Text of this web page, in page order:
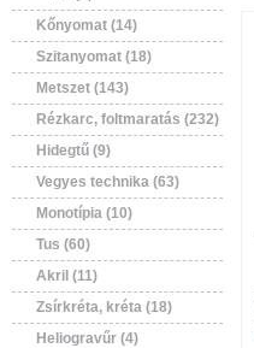
Kőnyomat (14)
Szitanyomat (18)
Metszet (143)
Rézkarc, foltmaratás (232)
Hidegtű (9)
Vegyes technika (63)
Monotípia (10)
Tus (60)
Akril (11)
Zsírkréta, kréta (18)
Heliogravűr (4)